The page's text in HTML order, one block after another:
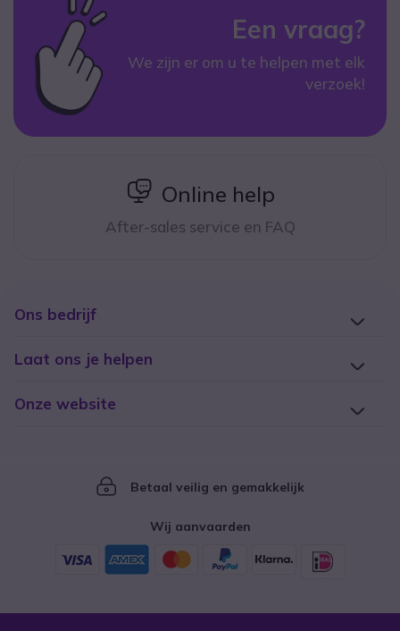
Een vraag?
We zijn er om u te helpen met elk
verzoek!
icon
Online help
After-sales service en FAQ
Ons bedrijf
Laat ons je helpen
Onze website
Icon
Betaal veilig en gemakkelijk
Wij aanvaarden